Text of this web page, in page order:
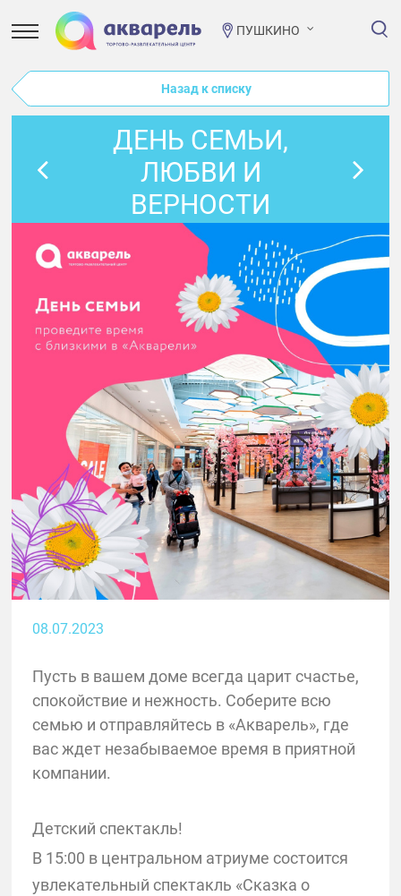
ПУШКИНО
Назад к списку
ДЕНЬ СЕМЬИ,
ЛЮБВИ И
ВЕРНОСТИ
08.07.2023
Пусть в вашем доме всегда царит счастье,
спокойствие и нежность. Соберите всю
семью и отправляйтесь в «Акварель», где
вас ждет незабываемое время в приятной
компании.
Детский спектакль!
В 15:00 в центральном атриуме состоится
увлекательный спектакль «Сказка о